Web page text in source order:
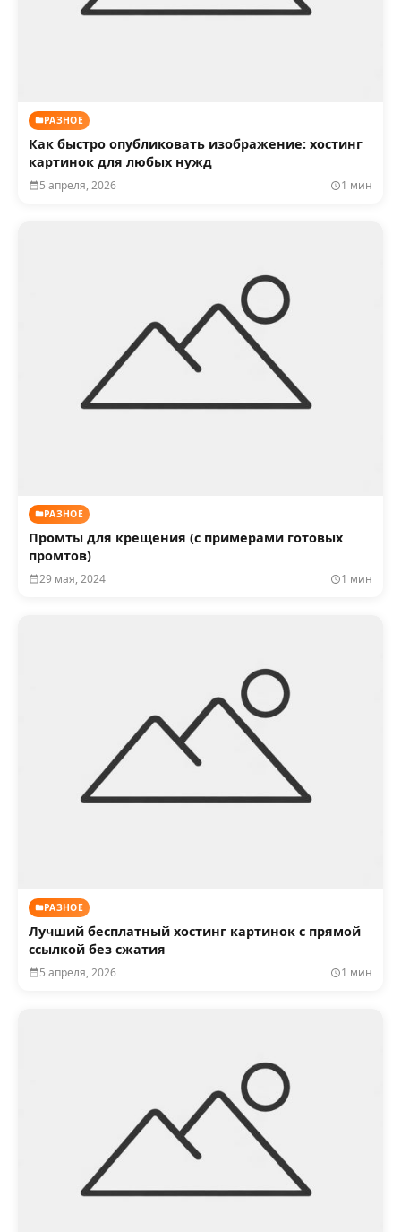
РАЗНОЕ
Как быстро опубликовать изображение: хостинг
картинок для любых нужд
5 апреля, 2026 1 мин
РАЗНОЕ
Промты для крещения (с примерами готовых
промтов)
29 мая, 2024 1 мин
РАЗНОЕ
Лучший бесплатный хостинг картинок с прямой
ссылкой без сжатия
5 апреля, 2026 1 мин